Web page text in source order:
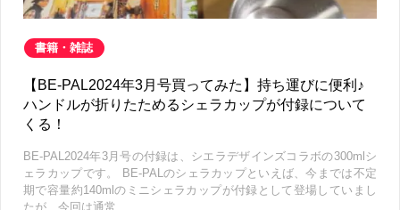
書籍・雑誌
【BE-PAL2024年3月号買ってみた】持ち運びに便利♪
ハンドルが折りたためるシェラカップが付録について
くる！
BE-PAL2024年3月号の付録は、シエラデザインズコラボの300mlシ
ェラカップです。 BE-PALのシェラカップといえば、今までは不定
期で容量約140mlのミニシェラカップが付録として登場していまし
たが、今回は通常…